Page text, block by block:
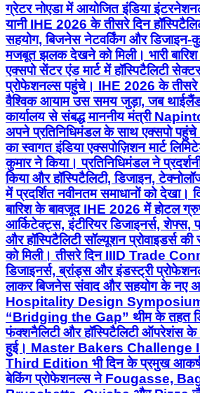
ग्रेटर नोएडा में आयोजित इंडिया
यानी IHE 2026 के तीसरे दिन
सहयोग, बिजनेस नेटवर्किंग और डिजाइन-
मजबूत झलक देखने को मिली। भारी बारिश
एक्सपो सेंटर एंड मार्ट में हॉस्पिटैलिटी
प्रोफेशनल्स पहुंचे। IHE 2026 के तीसरे
वैश्विक आयाम उस समय जुड़ा, जब
कार्यालय से संबद्ध माननीय मंत्री
अपने प्रतिनिधिमंडल के साथ एक्सपो
का स्वागत इंडिया एक्सपोज़िशन मार्ट
कुमार ने किया। प्रतिनिधिमंडल ने
किया और हॉस्पिटैलिटी, डिजाइन,
में प्रदर्शित नवीनतम समाधानों को देखा।
बारिश के बावजूद IHE 2026 में होटल
आर्किटेक्ट्स, इंटीरियर डिजाइनर्स, शेफ्स,
और हॉस्पिटैलिटी सॉल्यूशन प्रोवाइडर्स
को मिली। तीसरे दिन IIID Trade
डिजाइनर्स, ब्रांड्स और इंडस्ट्री
लाकर बिजनेस संवाद और सहयोग के नए
Hospitality Design
“Bridging the Gap” थीम के तहत
फंक्शनैलिटी और हॉस्पिटैलिटी ऑपरेशंस के
हुई। Master Bakers Challenge
Third Edition भी दिन के प्रमुख
बेकिंग प्रोफेशनल्स ने Fougasse,